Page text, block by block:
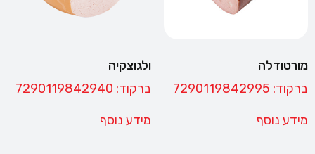
מורטודלה
ברקוד: 7290119842995
מידע נוסף
ולגוצקיה
ברקוד: 7290119842940
מידע נוסף